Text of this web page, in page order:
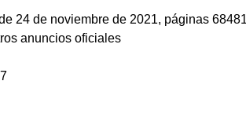
24 de noviembre de 2021, páginas
anuncios oficiales